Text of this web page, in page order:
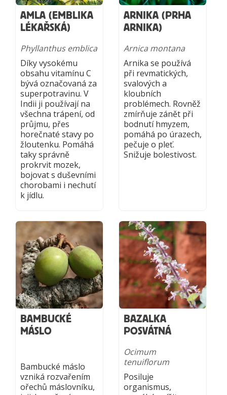
AMLA (EMBLIKA
LÉKAŘSKÁ)
Phyllanthus emblica
Díky vysokému
obsahu vitamínu C
bývá označovaná za
superpotravinu. V
Indii ji používají na
všechna trápení, od
průjmu, přes
horečnaté stavy po
žloutenku. Pomáhá
taky správně
prokrvit mozek,
bojovat s duševními
chorobami i nechutí
k jídlu.
ARNIKA (PRHA
ARNIKA)
Arnica montana
Arnika se používá
při revmatických,
svalových a
kloubních
problémech. Rovněž
zmírňuje zánět při
bodnutí hmyzem,
pomáhá po úrazech,
pečuje o pleť.
Snižuje bolestivost.
BAMBUCKÉ
MÁSLO
Bambucké máslo
vzniká rozvařením
ořechů máslovníku,
BAZALKA
POSVÁTNÁ
Ocimum
tenuiflorum
Posiluje
organismus,